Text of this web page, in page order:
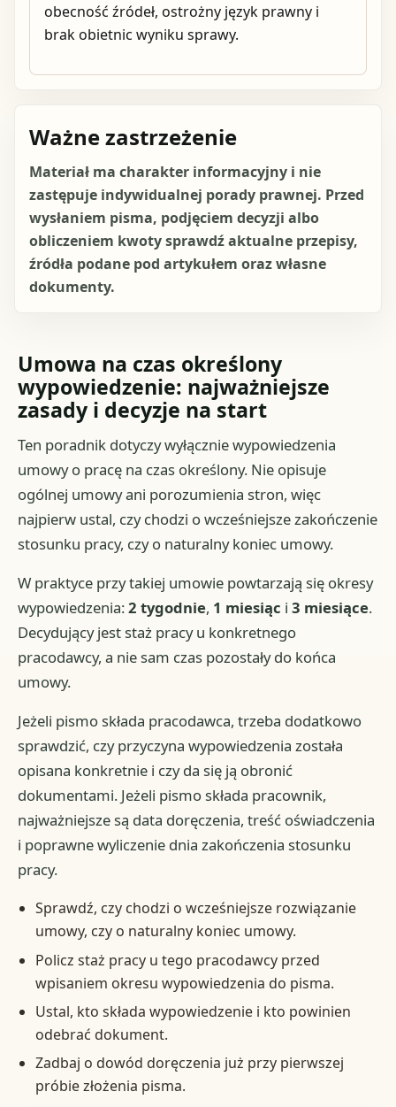
obecność źródeł, ostrożny język prawny i
brak obietnic wyniku sprawy.
Ważne zastrzeżenie
Materiał ma charakter informacyjny i nie
zastępuje indywidualnej porady prawnej. Przed
wysłaniem pisma, podjęciem decyzji albo
obliczeniem kwoty sprawdź aktualne przepisy,
źródła podane pod artykułem oraz własne
dokumenty.
Umowa na czas określony
wypowiedzenie: najważniejsze
zasady i decyzje na start
Ten poradnik dotyczy wyłącznie wypowiedzenia
umowy o pracę na czas określony. Nie opisuje
ogólnej umowy ani porozumienia stron, więc
najpierw ustal, czy chodzi o wcześniejsze zakończenie
stosunku pracy, czy o naturalny koniec umowy.
W praktyce przy takiej umowie powtarzają się okresy
wypowiedzenia:2 tygodnie, 1 miesiąc i3 miesiące.
Decydujący jest staż pracy u konkretnego
pracodawcy, a nie sam czas pozostały do końca
umowy.
Jeżeli pismo składa pracodawca, trzeba dodatkowo
sprawdzić, czy przyczyna wypowiedzenia została
opisana konkretnie i czy da się ją obronić
dokumentami. Jeżeli pismo składa pracownik,
najważniejsze są data doręczenia, treść oświadczenia
i poprawne wyliczenie dnia zakończenia stosunku
pracy.
Sprawdź, czy chodzi o wcześniejsze rozwiązanie
umowy, czy o naturalny koniec umowy.
Policz staż pracy u tego pracodawcy przed
wpisaniem okresu wypowiedzenia do pisma.
Ustal, kto składa wypowiedzenie i kto powinien
odebrać dokument.
Zadbaj o dowód doręczenia już przy pierwszej
próbie złożenia pisma.